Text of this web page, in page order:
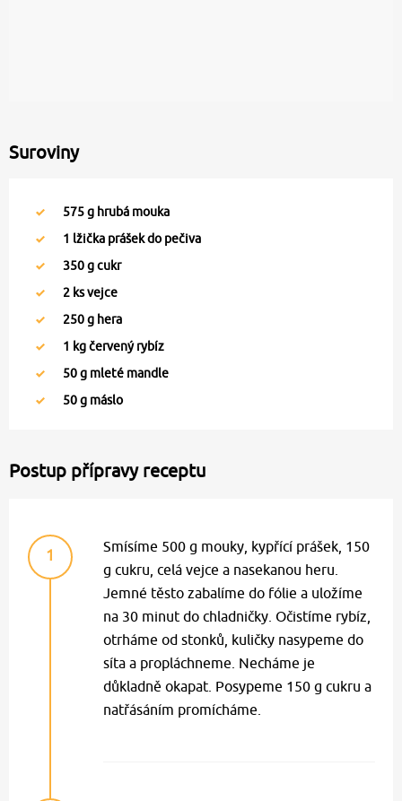
Suroviny
575g hrubá mouka
1 lžička prášek do pečiva
350g cukr
2 ks vejce
250g hera
1 kg červený rybíz
50g mleté mandle
50g máslo
Postup přípravy receptu
1
Smísíme 500 g mouky, kypřící prášek, 150
g cukru, celá vejce a nasekanou heru.
Jemné těsto zabalíme do fólie a uložíme
na 30 minut do chladničky. Očistíme rybíz,
otrháme od stonků, kuličky nasypeme do
síta a propláchneme. Necháme je
důkladně okapat. Posypeme 150 g cukru a
natřásáním promícháme.